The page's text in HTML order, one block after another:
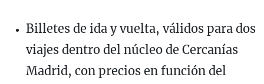
Billetes de ida y vuelta, válidos para dos
viajes dentro del núcleo de Cercanías
Madrid, con precios en función del